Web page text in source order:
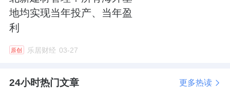
地均实现当年投产、当年盈
利
原创 乐居财经 03-27
24小时热门文章 更多热读